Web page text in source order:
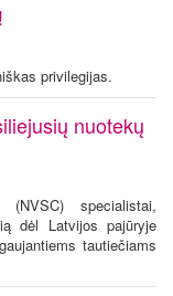
privilegijas.
nuotekų
(NVSC) specialistai,
dėl Latvijos pajūryje
tautiečiams